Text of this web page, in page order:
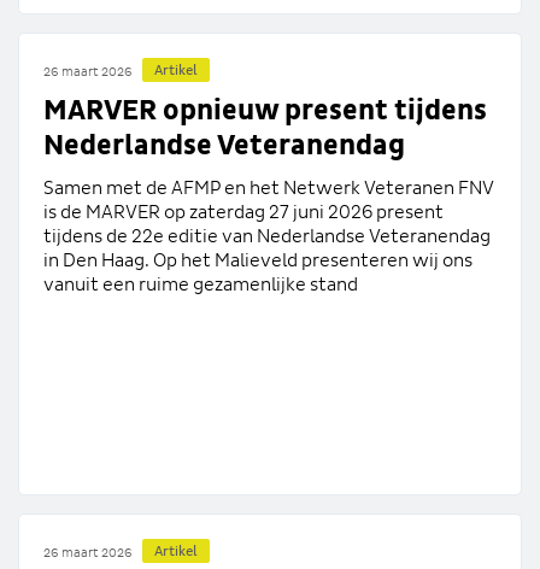
26 maart 2026 Artikel
MARVER opnieuw present tijdens
Nederlandse Veteranendag
Samen met de AFMP en het Netwerk Veteranen FNV
is de MARVER op zaterdag 27 juni 2026 present
tijdens de 22e editie van Nederlandse Veteranendag
in Den Haag. Op het Malieveld presenteren wij ons
vanuit een ruime gezamenlijke stand
26 maart 2026 Artikel